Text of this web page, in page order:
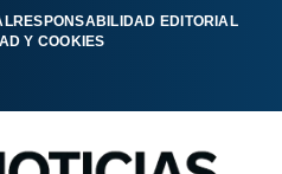
RESPONSABILIDAD EDITORIAL
Y COOKIES